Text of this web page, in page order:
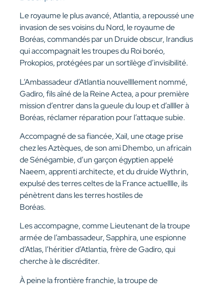
Le royaume le plus avancé, Atlantia, a repoussé une
invasion de ses voisins du Nord, le royaume de
Boréas, commandés par un Druide obscur, Irandius
qui accompagnait les troupes du Roi boréo,
Prokopios, protégées par un sortilège d’invisibilité.
L’Ambassadeur d’Atlantia nouvellllement nommé,
Gadiro, fils aîné de la Reine Actea, a pour première
mission d’entrer dans la gueule du loup et d’allller à
Boréas, réclamer réparation pour l’attaque subie.
Accompagné de sa fiancée, Xail, une otage prise
chez les Aztèques, de son ami Dhembo, un africain
de Sénégambie, d’un garçon égyptien appelé
Naeem, apprenti architecte, et du druide Wythrin,
expulsé des terres celtes de la France actuelllle, ils
pénètrent dans les terres hostiles de
Boréas.
Les accompagne, comme Lieutenant de la troupe
armée de l’ambassadeur, Sapphira, une espionne
d’Atlas, l’héritier d’Atlantia, frère de Gadiro, qui
cherche à le discréditer.
À peine la frontière franchie, la troupe de